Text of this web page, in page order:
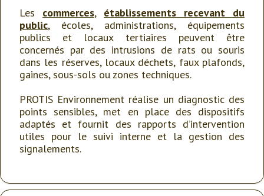
Les commerces, établissements recevant du
public, écoles, administrations, équipements
publics et locaux tertiaires peuvent être
concernés par des intrusions de rats ou souris
dans les réserves, locaux déchets, faux plafonds,
gaines, sous-sols ou zones techniques.
PROTIS Environnement réalise un diagnostic des
points sensibles, met en place des dispositifs
adaptés et fournit des rapports d’intervention
utiles pour le suivi interne et la gestion des
signalements.